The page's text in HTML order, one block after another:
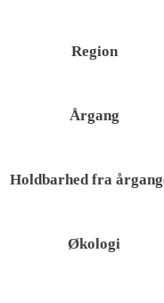
Region
Årgang
Holdbarhed fra
Økologi